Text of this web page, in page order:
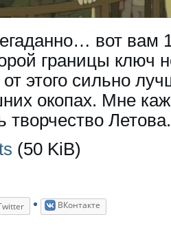
вот вам
границы ключ
этого сильно
окопах. Мне
творчество Летова.
(50 KiB)
ВКонтакте